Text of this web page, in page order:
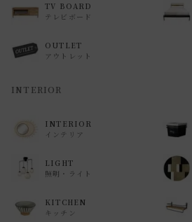
TV BOARD
テレビボード
OUTLET
アウトレット
INTERIOR
INTERIOR
インテリア
LIGHT
照明・ライト
KITCHEN
キッチン